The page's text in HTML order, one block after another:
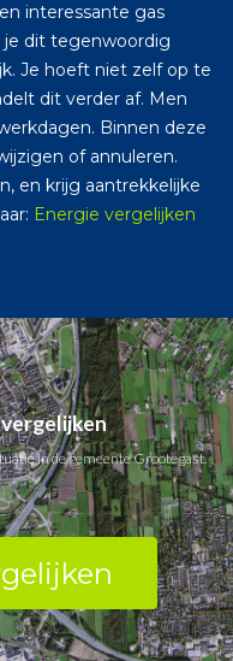
interessante gas
je dit tegenwoordig
Je hoeft niet zelf op te
dit verder af. Men
Binnen deze
of annuleren.
en krijg aantrekkelijke
Energie vergelijken
in de gemeente Grootegast.